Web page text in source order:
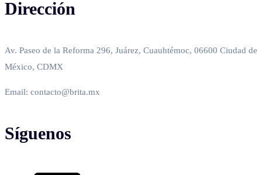
Dirección
Av. Paseo de la Reforma 296, Juárez, Cuauhtémoc, 06600 Ciudad de
México, CDMX
Email: contacto@brita.mx
Síguenos